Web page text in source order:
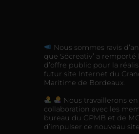
Nous sommes ravis
que Sõcreativ’ a remporté
d’offre public pour la
futur site Internet du
Maritime de Bordeaux.
Nous travaillerons en
collaboration avec les
bureau du GPMB et de
d’impulser ce nouveau